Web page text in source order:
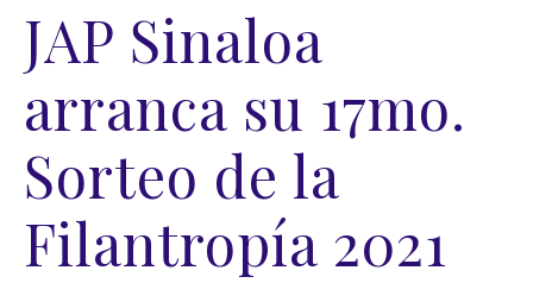
JAP Sinaloa
arranca su 17mo.
Sorteo de la
Filantropía 2021